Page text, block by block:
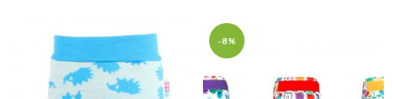
-8%